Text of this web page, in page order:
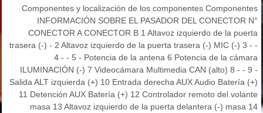
Componentes y localización de los componentes Componentes
INFORMACIÓN SOBRE EL PASADOR DEL CONECTOR N°
CONECTOR A CONECTOR B 1 Altavoz izquierdo de la puerta
trasera (-) - 2 Altavoz izquierdo de la puerta trasera (-) MIC (-) 3 - -
4 - - 5 - Potencia de la antena 6 Potencia de la cámara
ILUMINACIÓN (-) 7 Videocámara Multimedia CAN (alto) 8 - - 9 -
Salida ALT izquierda (+) 10 Entrada derecha AUX Audio Batería (+)
11 Detención AUX Batería (+) 12 Controlador remoto del volante
masa 13 Altavoz izquierdo de la puerta delantera (-) masa 14